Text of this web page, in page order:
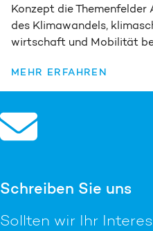
Konzept die Themen­felder
des Klima­wandels,
wirtschaft und Mobilität
MEHR ERFAHREN
Schreiben Sie uns
Sollten wir Ihr